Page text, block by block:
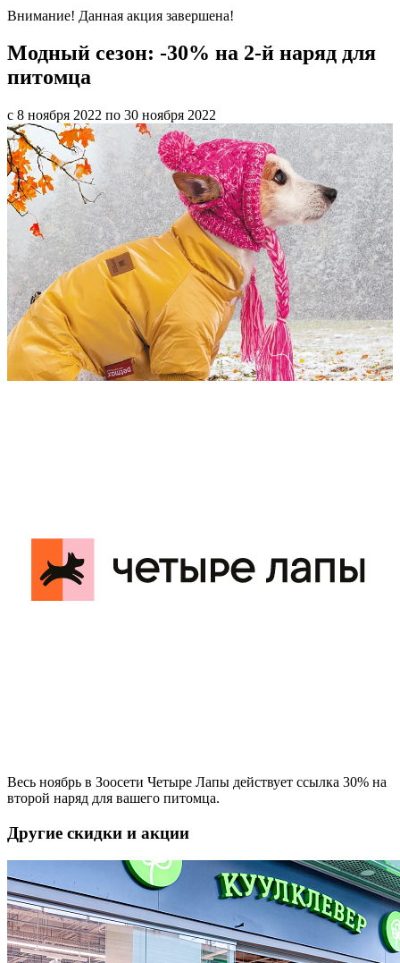
Внимание! Данная акция завершена!
Модный сезон: -30% на 2-й наряд для
питомца
с 8 ноября 2022 по 30 ноября 2022
Весь ноябрь в Зоосети Четыре Лапы действует ссылка 30% на
второй наряд для вашего питомца.
Другие скидки и акции